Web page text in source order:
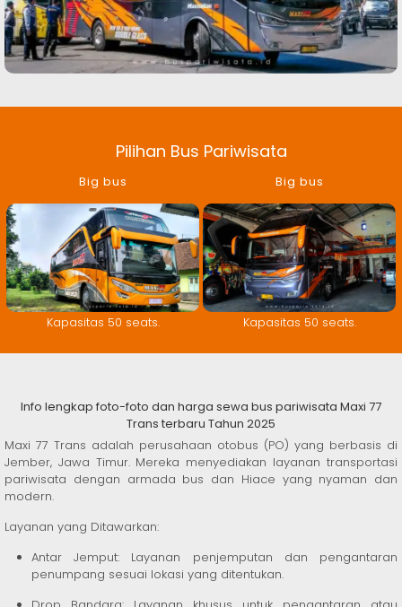
Pilihan Bus Pariwisata
Big bus
Kapasitas 50 seats.
Big bus
Kapasitas 50 seats.
Info lengkap foto-foto dan harga sewa bus pariwisata Maxi 77
Trans terbaru Tahun 2025
Maxi 77 Trans adalah perusahaan otobus (PO) yang berbasis di
Jember, Jawa Timur. Mereka menyediakan layanan transportasi
pariwisata dengan armada bus dan Hiace yang nyaman dan
modern.
Layanan yang Ditawarkan:
Antar Jemput: Layanan penjemputan dan pengantaran
penumpang sesuai lokasi yang ditentukan.